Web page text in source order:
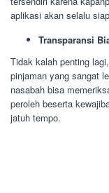
aplikasi akan selalu
Transparansi
Tidak kalah penting
pinjaman yang sangat
nasabah bisa
peroleh beserta
jatuh tempo.